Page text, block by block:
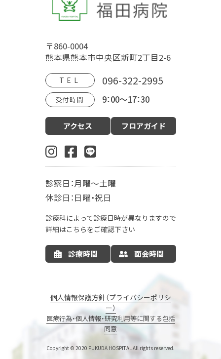
病院概要 福田病院の歴史
HOSPITAL MOVIE
診療案内
婦人科・更年期外来
肛門外科
麻酔科
お産の入院について
お部屋について
お食事について
LDR
MFICU
新生児センター
出産の流れ
出産方法
里帰り出産
病院情報の公開 産後ケア
マタニティサポート
ナーサリーコアラ
コアラウェルネス
コアラウェルネスのご予約
エステサロン
母親・両親学級
〒860-0004
熊本県熊本市中央区新町2丁目2-6
TEL 096-322-2995
受付時間 9：00～17：30
アクセス フロアガイド
診察日：月曜～土曜
休診日：日曜・祝日
診療科によって診療日時が異なりますので
詳細はこちらをご確認下さい
診療時間 面会時間
個人情報保護方針（プライバシーポリシ
ー）
医療行為・個人情報・研究利用等に関する包括
同意
Copyright © 2020 FUKUDA HOSPITALAll rights reserved.